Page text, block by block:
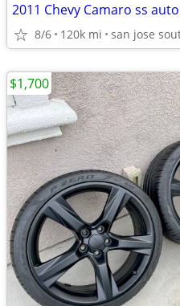
8/6 120k mi san jose
$1,700